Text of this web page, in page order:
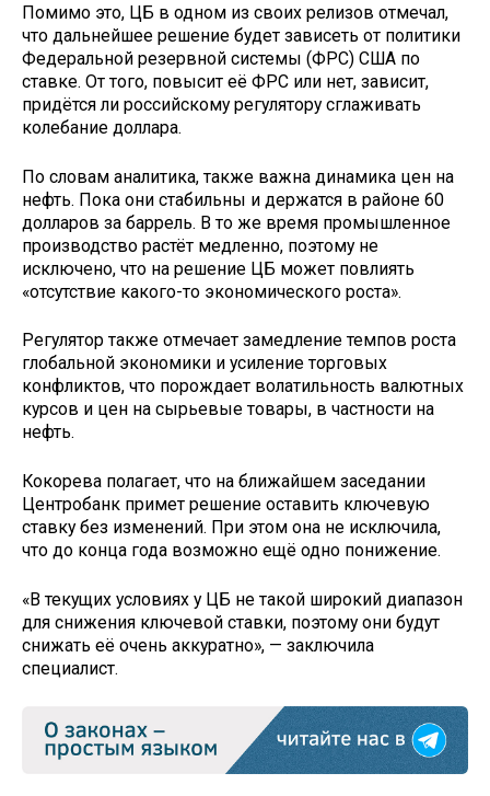
Помимо это, ЦБ в одном из своих релизов отмечал,
что дальнейшее решение будет зависеть от политики
Федеральной резервной системы (ФРС) США по
ставке. От того, повысит её ФРС или нет, зависит,
придётся ли российскому регулятору сглаживать
колебание доллара.
По словам аналитика, также важна динамика цен на
нефть. Пока они стабильны и держатся в районе 60
долларов за баррель. В то же время промышленное
производство растёт медленно, поэтому не
исключено, что на решение ЦБ может повлиять
«отсутствие какого-то экономического роста».
Регулятор также отмечает замедление темпов роста
глобальной экономики и усиление торговых
конфликтов, что порождает волатильность валютных
курсов и цен на сырьевые товары, в частности на
нефть.
Кокорева полагает, что на ближайшем заседании
Центробанк примет решение оставить ключевую
ставку без изменений. При этом она не исключила,
что до конца года возможно ещё одно понижение.
«В текущих условиях у ЦБ не такой широкий диапазон
для снижения ключевой ставки, поэтому они будут
снижать её очень аккуратно», — заключила
специалист.